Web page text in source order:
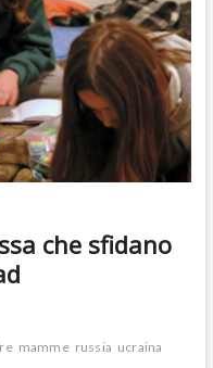
che sfidano
mamme russia ucraina